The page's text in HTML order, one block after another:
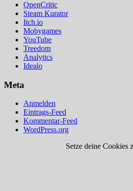
OpenCritic
Steam Kurator
Itch.io
Mobygames
YouTube
Treedom
Analytics
Idealo
Meta
Anmelden
Eintrags-Feed
Kommentar-Feed
WordPress.org
Setze deine Cookies